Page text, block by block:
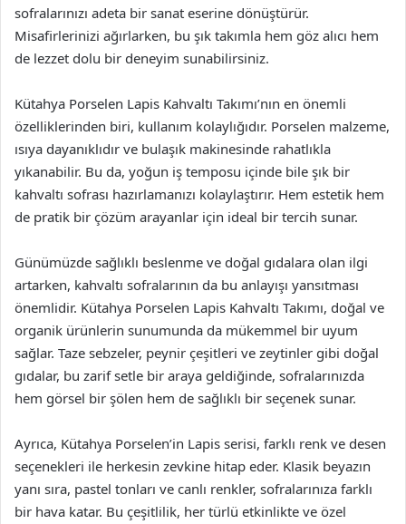
sofralarınızı adeta bir sanat eserine dönüştürür.
Misafirlerinizi ağırlarken, bu şık takımla hem göz alıcı hem
de lezzet dolu bir deneyim sunabilirsiniz.
Kütahya Porselen Lapis Kahvaltı Takımı’nın en önemli
özelliklerinden biri, kullanım kolaylığıdır. Porselen malzeme,
ısıya dayanıklıdır ve bulaşık makinesinde rahatlıkla
yıkanabilir. Bu da, yoğun iş temposu içinde bile şık bir
kahvaltı sofrası hazırlamanızı kolaylaştırır. Hem estetik hem
de pratik bir çözüm arayanlar için ideal bir tercih sunar.
Günümüzde sağlıklı beslenme ve doğal gıdalara olan ilgi
artarken, kahvaltı sofralarının da bu anlayışı yansıtması
önemlidir. Kütahya Porselen Lapis Kahvaltı Takımı, doğal ve
organik ürünlerin sunumunda da mükemmel bir uyum
sağlar. Taze sebzeler, peynir çeşitleri ve zeytinler gibi doğal
gıdalar, bu zarif setle bir araya geldiğinde, sofralarınızda
hem görsel bir şölen hem de sağlıklı bir seçenek sunar.
Ayrıca, Kütahya Porselen’in Lapis serisi, farklı renk ve desen
seçenekleri ile herkesin zevkine hitap eder. Klasik beyazın
yanı sıra, pastel tonları ve canlı renkler, sofralarınıza farklı
bir hava katar. Bu çeşitlilik, her türlü etkinlikte ve özel